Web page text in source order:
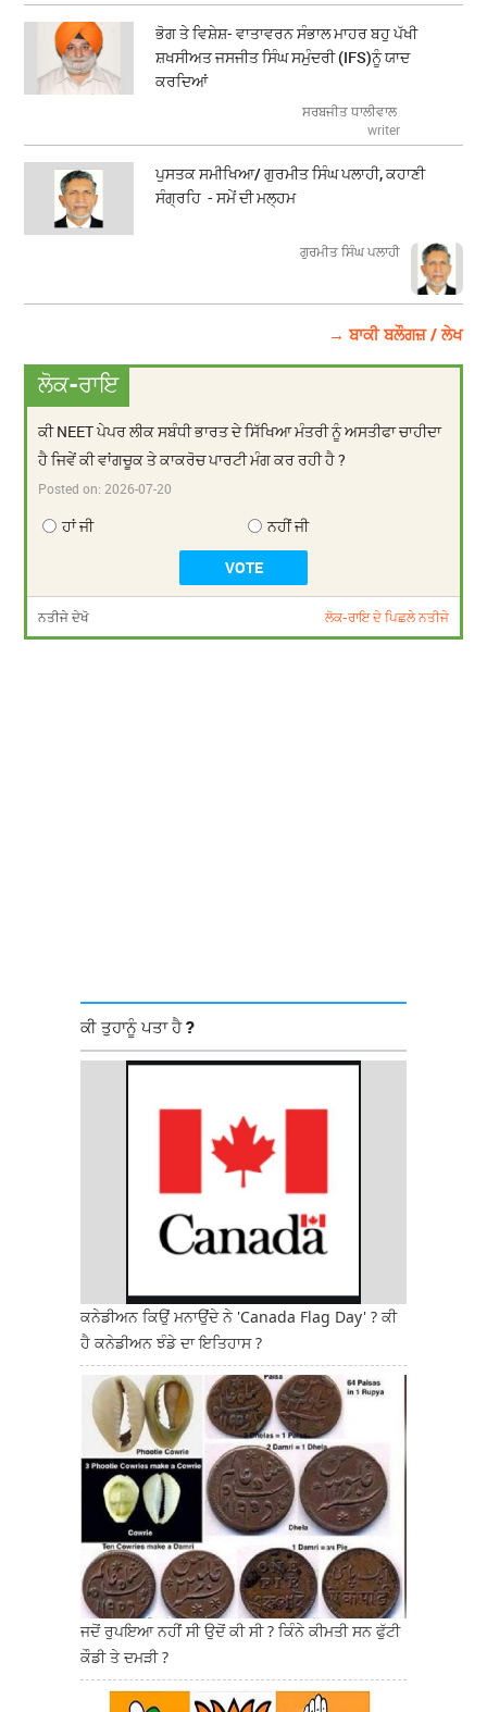
ਭੋਗ ਤੇ ਵਿਸ਼ੇਸ਼- ਵਾਤਾਵਰਨ ਸੰਭਾਲ ਮਾਹਰ ਬਹੁ ਪੱਖੀ
ਸ਼ਖਸੀਅਤ ਜਸਜੀਤ ਸਿੰਘ ਸਮੁੰਦਰੀ (IFS)ਨੂੰ ਯਾਦ
ਕਰਦਿਆਂ
ਸਰਬਜੀਤ ਧਾਲੀਵਾਲ
writer
ਪੁਸਤਕ ਸਮੀਖਿਆ/ ਗੁਰਮੀਤ ਸਿੰਘ ਪਲਾਹੀ, ਕਹਾਣੀ
ਸੰਗ੍ਰਹਿ - ਸਮੇਂ ਦੀ ਮਲ੍ਹਮ
ਗੁਰਮੀਤ ਸਿੰਘ ਪਲਾਹੀ
→ ਬਾਕੀ ਬਲੌਗਜ਼ / ਲੇਖ
ਲੋਕ-ਰਾਇ
ਕੀ NEET ਪੇਪਰ ਲੀਕ ਸਬੰਧੀ ਭਾਰਤ ਦੇ ਸਿੱਖਿਆ ਮੰਤਰੀ ਨੂੰ ਅਸਤੀਫਾ ਚਾਹੀਦਾ
ਹੈ ਜਿਵੇਂ ਕੀ ਵਾਂਗਚੂਕ ਤੇ ਕਾਕਰੋਚ ਪਾਰਟੀ ਮੰਗ ਕਰ ਰਹੀ ਹੈ ?
Posted on:2026-07-20
ਹਾਂ ਜੀ ਨਹੀਂ ਜੀ
ਨਤੀਜੇ ਦੇਖੋ ਲੋਕ-ਰਾਇ ਦੇ ਪਿਛਲੇ ਨਤੀਜੇ
ਕੀ ਤੁਹਾਨੂੰ ਪਤਾ ਹੈ ?
ਕਨੇਡੀਅਨ ਕਿਉਂ ਮਨਾਉਂਦੇ ਨੇ 'Canada Flag Day' ? ਕੀ
ਹੈ ਕਨੇਡੀਅਨ ਝੰਡੇ ਦਾ ਇਤਿਹਾਸ ?
ਜਦੋਂ ਰੁਪਇਆ ਨਹੀਂ ਸੀ ਉਦੋਂ ਕੀ ਸੀ ? ਕਿੰਨੇ ਕੀਮਤੀ ਸਨ ਫੁੱਟੀ
ਕੌਡੀ ਤੇ ਦਮੜੀ ?